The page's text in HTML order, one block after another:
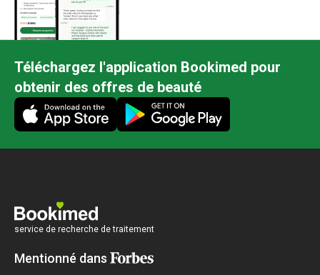
Téléchargez l'application Bookimed pour
obtenir des offres de beauté
service de recherche de traitement
Mentionné dans